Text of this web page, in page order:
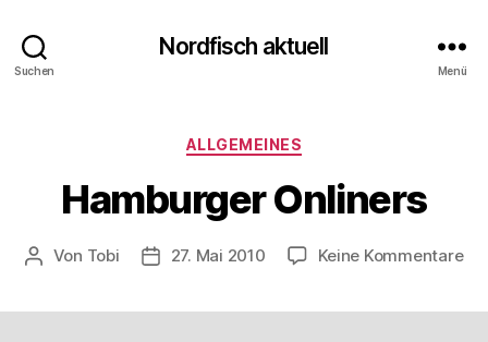
Suchen
Nordfisch aktuell
Menü
Kategorien
ALLGEMEINES
Hamburger Onliners
Beitragsautor
Von Tobi Beitragsdatum
27. Mai 2010 Keine Kommentarezu